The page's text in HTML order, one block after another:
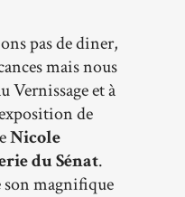
pas de diner,
mais nous
Vernissage et à
de
Nicole
du Sénat.
son magnifique